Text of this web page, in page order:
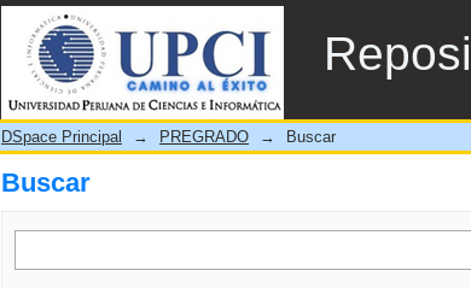
Buscar
DSpace Principal → PREGRADO → Buscar
Buscar